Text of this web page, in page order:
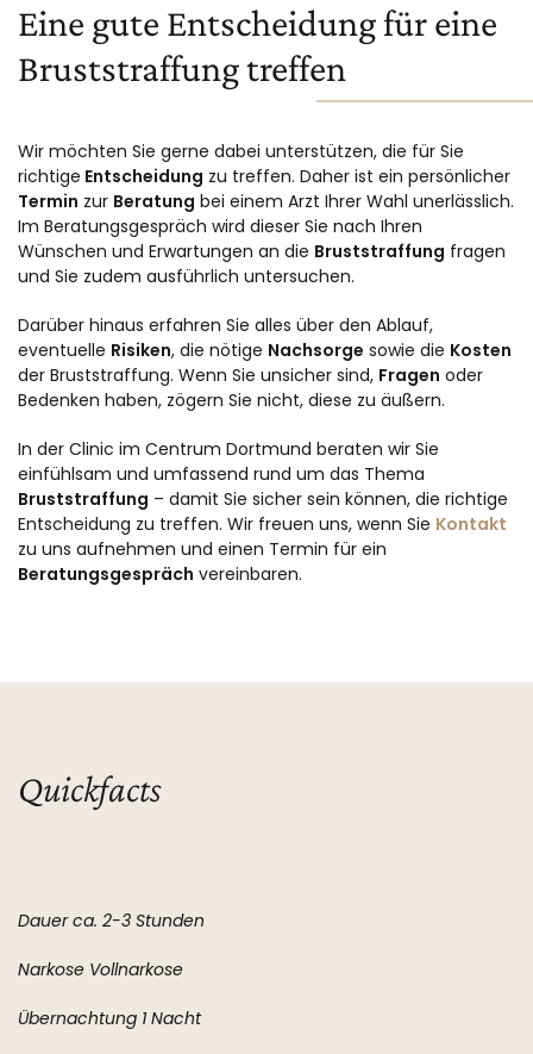
Eine gute Entscheidung für eine
Bruststraffung treffen
Wir möchten Sie gerne dabei unterstützen, die für Sie
richtige Entscheidung zu treffen. Daher ist ein persönlicher
Termin zur Beratung bei einem Arzt Ihrer Wahl unerlässlich.
Im Beratungsgespräch wird dieser Sie nach Ihren
Wünschen und Erwartungen an die Bruststraffung fragen
und Sie zudem ausführlich untersuchen.
Darüber hinaus erfahren Sie alles über den Ablauf,
eventuelle Risiken, die nötige Nachsorge sowie die Kosten
der Bruststraffung. Wenn Sie unsicher sind, Fragen oder
Bedenken haben, zögern Sie nicht, diese zu äußern.
In der Clinic im Centrum Dortmund beraten wir Sie
einfühlsam und umfassend rund um das Thema
Bruststraffung – damit Sie sicher sein können, die richtige
Entscheidung zu treffen. Wir freuen uns, wenn Sie Kontakt
zu uns aufnehmen und einen Termin für ein
Beratungsgespräch vereinbaren.
Quickfacts
Dauer ca. 2-3 Stunden
Narkose Vollnarkose
Übernachtung 1 Nacht